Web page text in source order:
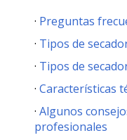
Preguntas
Tipos de
Tipos de
Características
Algunos
profesionales